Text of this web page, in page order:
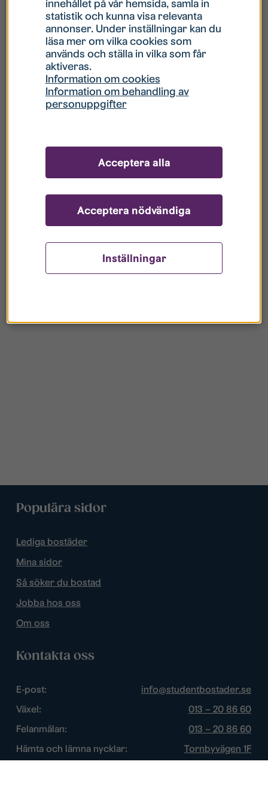
Hur gör jag om mitt konto är låst?
Hur gör jag när jag glömt mitt lösenord?
Vad innebär Gästkonto/Gästanvändare?
Populära sidor
Lediga bostäder
Mina sidor
Så söker du bostad
Jobba hos oss
Om oss
Kontakta oss
E-post:
info@studentbostader.se
Växel:
013 – 20 86 60
Felanmälan:
013 – 20 86 60
Hämta och lämna nycklar:
Tornbyvägen 1F
innehållet på vår hemsida, samla in
statistik och kunna visa relevanta
annonser. Under inställningar kan du
läsa mer om vilka cookies som
används och ställa in vilka som får
aktiveras.
Information om cookies
Information om behandling av
personuppgifter
Inställningar
Acceptera nödvändiga
Acceptera alla